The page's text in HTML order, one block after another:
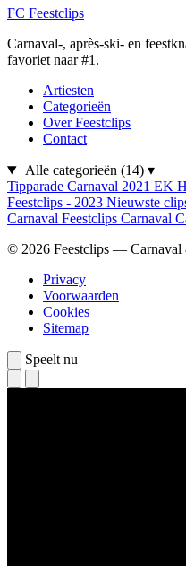
FC Feestclips
Carnaval-, après-ski- en
favoriet naar #1.
Artiesten
Categorieën
Over Feestclips
Contact
Alle categorieën (14) ▾
Tipparade Carnaval 2021 EK
Feestclips - 2023 Nieuwste
Carnaval Feestclips Carnaval
© 2026 Feestclips — Carnaval
Privacy
Voorwaarden
Cookies
Sitemap
Speelt nu